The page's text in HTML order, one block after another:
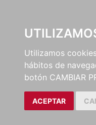
Utilizamos
hábitos de
botón CAMBIAR
ACEPTAR